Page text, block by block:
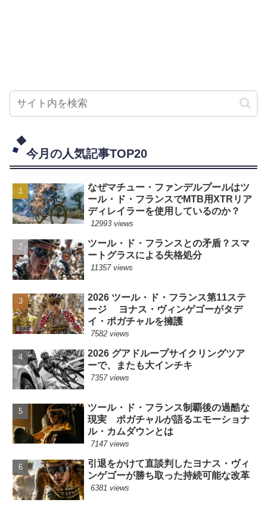
今月の人気記事TOP20
なぜマチュー・ファンデルプールはツ
ール・ド・フランスでMTB用XTRリア
ディレイラーを使用しているのか？
12993 views
ツール・ド・フランスとの矛盾？スマ
ートグラスによる失格処分
11357 views
2026 ツール・ド・フランス第11ステ
ージ ヨナス・ヴィンゲゴーがタデ
イ・ポガチャルを擁護
7582 views
2026 グアドループサイクリングツア
ーで、またも大インチキ
7357 views
ツール・ド・フランス制覇後の過酷な
現実 ポガチャルが語るエモーショナ
ル・カムダウンとは
7147 views
引退をかけて直談判したヨナス・ヴィ
ンゲゴーが勝ち取った持続可能な改革
6381 views